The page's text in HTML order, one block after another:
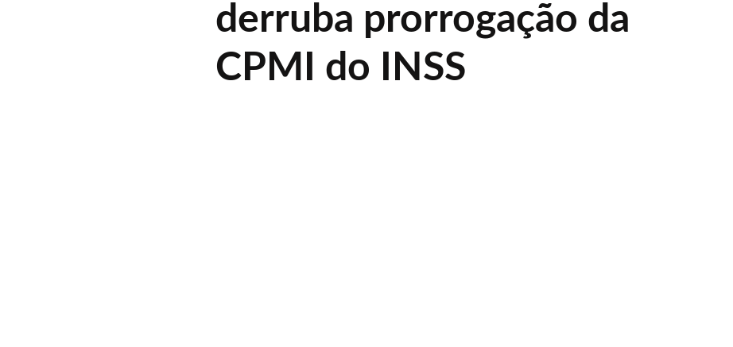
derruba prorrogação da
CPMI do INSS